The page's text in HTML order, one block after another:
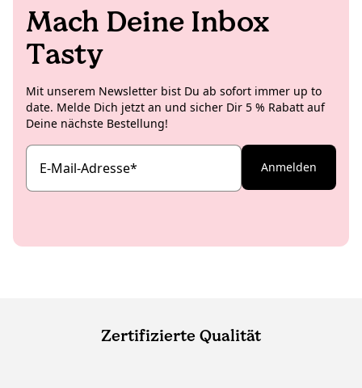
Mach Deine Inbox
Tasty
Mit unserem Newsletter bist Du ab sofort immer up to
date. Melde Dich jetzt an und sicher Dir 5 % Rabatt auf
Deine nächste Bestellung!
E-Mail-Adresse* Anmelden
Zertifizierte Qualität